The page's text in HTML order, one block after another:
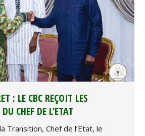
: LE CBC REÇOIT LES
CHEF DE L’ETAT
Transition, Chef de l’Etat, le